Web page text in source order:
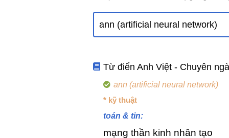
Từ điển Anh Việt - Chuyên
ann (artificial neural network)
* kỹ thuật
toán & tin:
mạng thần kinh nhân tạo